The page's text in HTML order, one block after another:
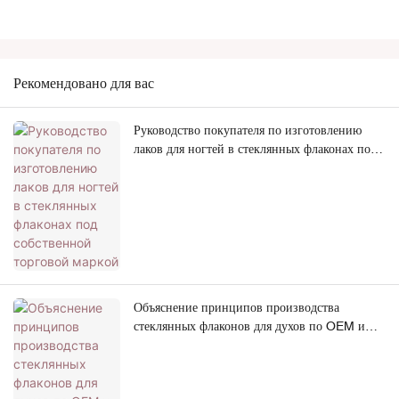
Рекомендовано для вас
Руководство покупателя по изготовлению
лаков для ногтей в стеклянных флаконах под
Объяснение принципов производства
стеклянных флаконов для духов по OEM и